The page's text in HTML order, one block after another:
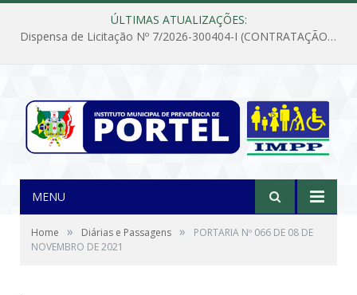
ÚLTIMAS ATUALIZAÇÕES:
Dispensa de Licitação Nº 7/2026-300404-I (CONTRATAÇÃO DE EMPRESA PARA MANUTENÇÃO E REPARAÇÃO DE APARELHOS DE AR CONDICIONADO, EM ATENDIMENTO ÀS NECESSIDADES DO INSTITUTO DE PREVIDÊNCIA MUNICIPAL DE PORTEL/PA)
MENU
Home » Diárias e Passagens »
PORTARIA Nº 066 DE 08 DE
NOVEMBRO DE 2021